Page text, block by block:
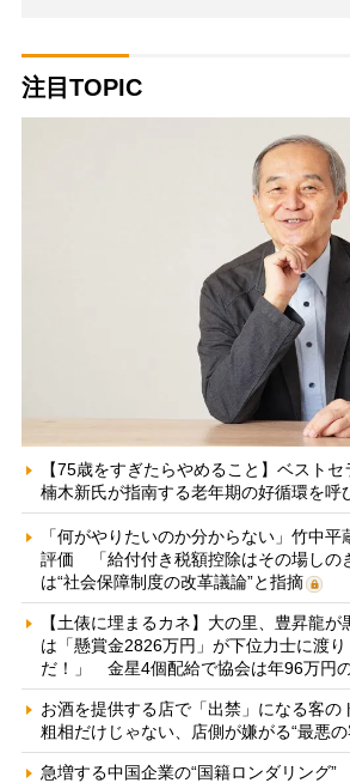
注目TOPIC
【75歳をすぎたらやめること】ベスト
楠木新氏が指南する老年期の好循環を呼
「何がやりたいのか分からない」竹中
評価 「給付付き税額控除はその場しの
は“社会保障制度の改革議論”と指摘
【土俵に埋まるカネ】大の里、豊昇龍
は「懸賞金2826万円」が下位力士に渡
だ！」 金星4個配給で協会は年96万円
お酒を提供する店で「出禁」になる客
粗相だけじゃない、店側が嫌がる“最悪の
急増する中国企業の“国籍ロンダリング”